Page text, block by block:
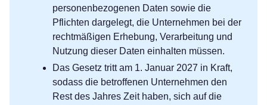
personenbezogenen Daten sowie die
Pflichten dargelegt, die Unternehmen bei der
rechtmäßigen Erhebung, Verarbeitung und
Nutzung dieser Daten einhalten müssen.
Das Gesetz tritt am 1. Januar 2027 in Kraft,
sodass die betroffenen Unternehmen den
Rest des Jahres Zeit haben, sich auf die